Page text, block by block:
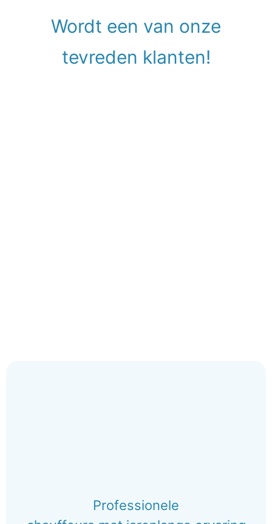
Wordt een van onze
tevreden klanten!
Professionele